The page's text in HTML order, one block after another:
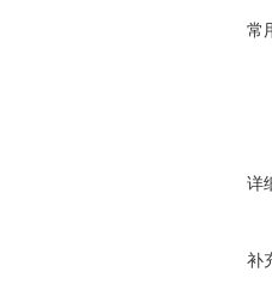
常
详
补